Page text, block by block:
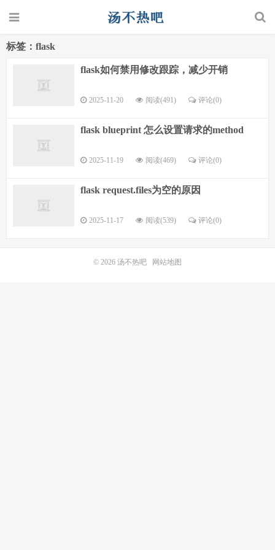
标签：flask
flask如何禁用修改跟踪，减少开销
2025-11-20 阅读(491) 评论(0)
flask blueprint 怎么设置请求的method
2025-11-19 阅读(469) 评论(0)
flask request.files为空的原因
2025-11-17 阅读(539) 评论(0)
© 2026 汤不热吧 网站地图